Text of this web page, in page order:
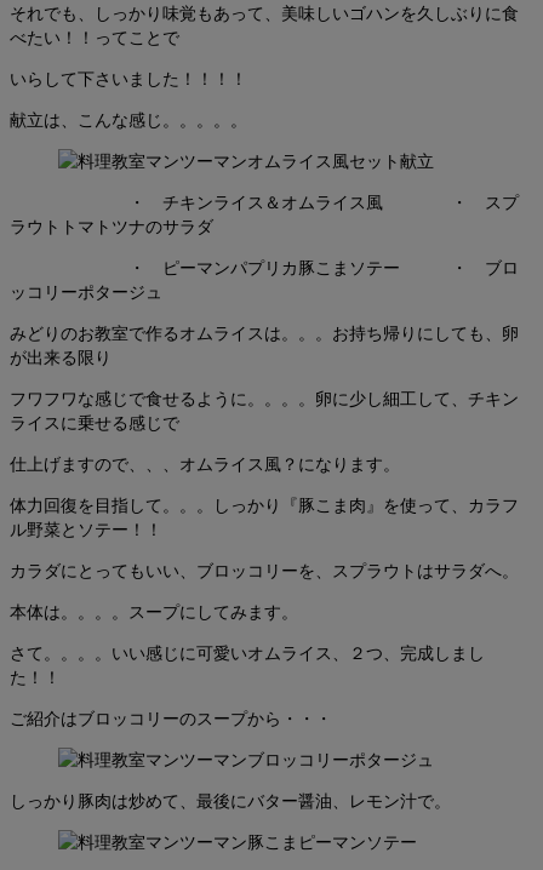
それでも、しっかり味覚もあって、美味しいゴハンを久しぶりに食
べたい！！ってことで
いらして下さいました！！！！
献立は、こんな感じ。。。。。
・ チキンライス＆オムライス風 ・ スプ
ラウトトマトツナのサラダ
・ ピーマンパプリカ豚こまソテー ・ ブロ
ッコリーポタージュ
みどりのお教室で作るオムライスは。。。お持ち帰りにしても、卵
が出来る限り
フワフワな感じで食せるように。。。。卵に少し細工して、チキン
ライスに乗せる感じで
仕上げますので、、、オムライス風？になります。
体力回復を目指して。。。しっかり『豚こま肉』を使って、カラフ
ル野菜とソテー！！
カラダにとってもいい、ブロッコリーを、スプラウトはサラダへ。
本体は。。。。スープにしてみます。
さて。。。。いい感じに可愛いオムライス、２つ、完成しまし
た！！
ご紹介はブロッコリーのスープから・・・
しっかり豚肉は炒めて、最後にバター醤油、レモン汁で。